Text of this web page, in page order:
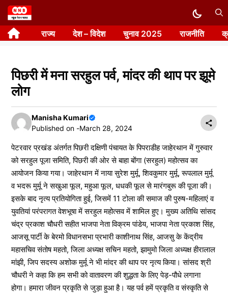
Skip
to
content राज्य देश – विदेश चुनाव 2025 राजनीति
पिछरी में मना सरहुल पर्व, मांदर की थाप पर झूमे
लोग
Manisha Kumari
Published on -March 28, 2024
पेटरवार प्रखंड अंतर्गत पिछरी दक्षिणी पंचायत के पिपराडीह जाहेरथान में गुरुवार
को सरहुल पूजा समिति, पिछरी की ओर से बाहा बोंगा (सरहुल) महोत्सव का
आयोजन किया गया। जाहेरथान में नाया सुरेश मुर्मू, शिवकुमार मुर्मू, रूपलाल मुर्मू
व भदरू मुर्मू ने सखुआ फूल, महुआ फूल, धधकी फूल से मारंगबुरू की पूजा की।
इसके बाद नृत्य प्रतियोगिता हुई, जिसमें 11 टोला की समाज की पुरुष-महिलाएं व
युवतियां परंपरागत वेशभूषा में सरहुल महोत्सव में शामिल हुए। मुख्य अतिथि सांसद
चंद्र प्रकाश चौधरी सहीत भाजपा नेता विक्रम पांडेय, भाजपा नेता प्रकाश सिंह,
आजसू पार्टी के बेरमो विधानसभा प्रभारी काशीनाथ सिंह, आजसु के केंद्रीय
महासचिव संतोष महतो, जिला अध्यक्ष सचिन महतो, झामुमो जिला अध्यक्ष हीरालाल
मांझी, जिप सदस्य अशोक मुर्मू ने भी मांदर की थाप पर नृत्य किया। सांसद श्री
चौधरी ने कहा कि हम सभी को वातावरण की शुद्धता के लिए पेड़-पौधे लगाना
होगा। हमारा जीवन प्रकृति से जुड़ा हुआ है। यह पर्व हमें प्रकृति व संस्कृति से